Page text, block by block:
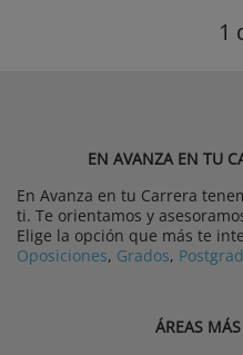
1
EN AVANZA EN TU
En Avanza en tu Carrera
ti. Te orientamos y
Elige la opción que más te
Oposiciones, Grados,
ÁREAS